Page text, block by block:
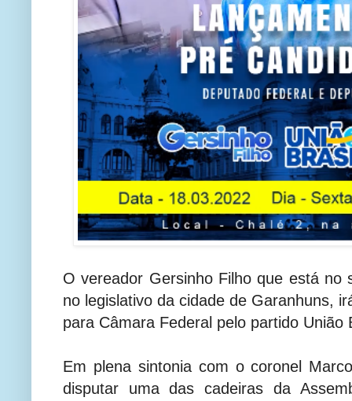
O vereador Gersinho Filho que está no
no legislativo da cidade de Garanhuns,
para Câmara Federal pelo partido União
Em plena sintonia com o coronel
disputar uma das cadeiras da